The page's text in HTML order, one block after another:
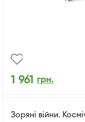
1 961 грн.
Зоряні війни.